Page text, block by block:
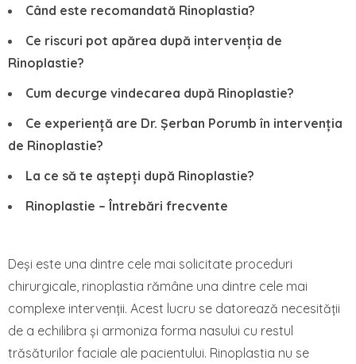
Când este recomandată Rinoplastia?
Ce riscuri pot apărea după intervenția de
Rinoplastie?
Cum decurge vindecarea după Rinoplastie?
Ce experiență are Dr. Șerban Porumb în intervenția
de Rinoplastie?
La ce să te aștepți după Rinoplastie?
Rinoplastie – Întrebări frecvente
Deși este una dintre cele mai solicitate proceduri
chirurgicale, rinoplastia rămâne una dintre cele mai
complexe intervenții. Acest lucru se datorează necesității
de a echilibra și armoniza forma nasului cu restul
trăsăturilor faciale ale pacientului. Rinoplastia nu se